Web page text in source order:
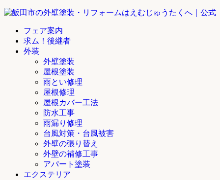
フェア案内
求ム！後継者
外装
外壁塗装
屋根塗装
雨とい修理
屋根修理
屋根カバー工法
防水工事
雨漏り修理
台風対策・台風被害
外壁の張り替え
外壁の補修工事
アパート塗装
エクステリア